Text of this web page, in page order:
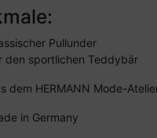
Pullunder
den sportlichen Teddybär
dem HERMANN Mode-
in Germany